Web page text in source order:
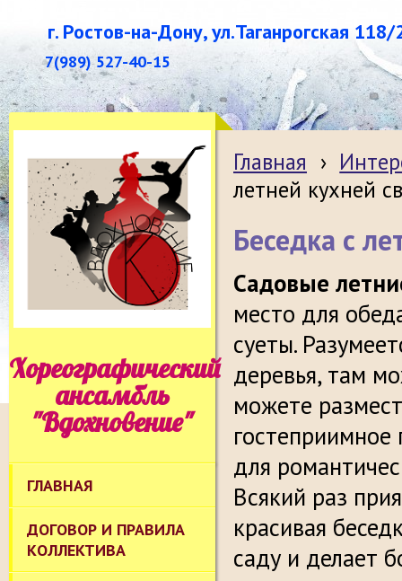
г. Ростов-на-Дону, ул.Таганрогская 118/
7(989) 527-40-15
Хореографический
ансамбль
"Вдохновение"
ГЛАВНАЯ
ДОГОВОР И ПРАВИЛА
КОЛЛЕКТИВА
Главная ›
летней кухней
Беседка с
Садовые
место для
суеты.
деревья, там
можете
гостеприимное
для
Всякий раз
красивая
саду и делает